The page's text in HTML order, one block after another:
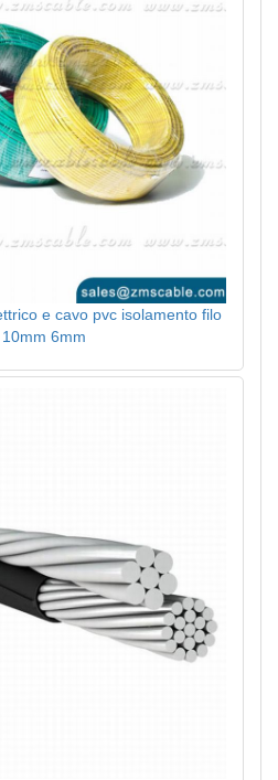
e cavo pvc isolamento filo
6mm